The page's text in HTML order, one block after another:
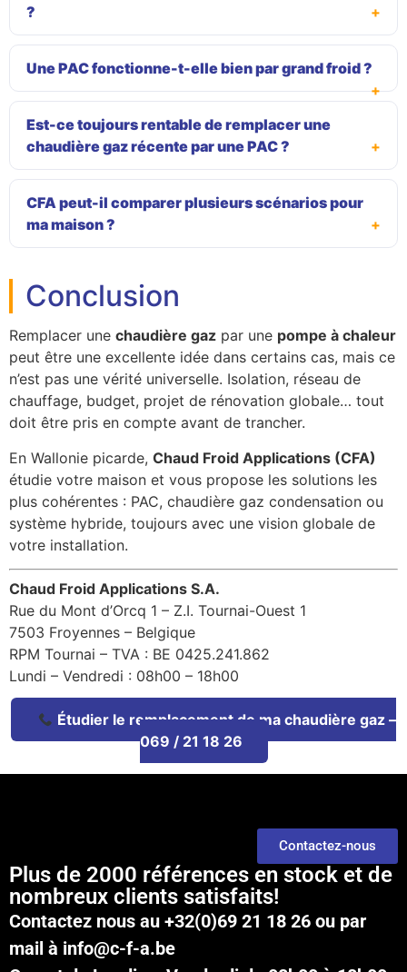
?
Une PAC fonctionne-t-elle bien par grand froid ?
Est-ce toujours rentable de remplacer une
chaudière gaz récente par une PAC ?
CFA peut-il comparer plusieurs scénarios pour
ma maison ?
Conclusion
Remplacer une chaudière gaz par une pompe à chaleur
peut être une excellente idée dans certains cas, mais ce
n’est pas une vérité universelle. Isolation, réseau de
chauffage, budget, projet de rénovation globale… tout
doit être pris en compte avant de trancher.
En Wallonie picarde, Chaud Froid Applications (CFA)
étudie votre maison et vous propose les solutions les
plus cohérentes : PAC, chaudière gaz condensation ou
système hybride, toujours avec une vision globale de
votre installation.
Chaud Froid Applications S.A.
Rue du Mont d’Orcq 1 – Z.I. Tournai-Ouest 1
7503 Froyennes – Belgique
RPM Tournai – TVA : BE 0425.241.862
Lundi – Vendredi : 08h00 – 18h00
Étudier le remplacement de ma chaudière gaz –
069 / 21 18 26
Contactez-nous
Plus de 2000 références en stock et de
nombreux clients satisfaits!
Contactez nous au +32(0)69 21 18 26 ou par
mail à info@c-f-a.be